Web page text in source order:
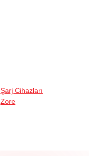
Şarj Cihazları
Zore